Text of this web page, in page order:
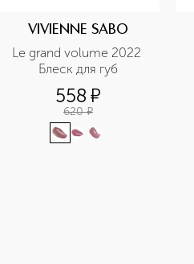
VIVIENNE SABO
Le grand volume 2022
Блеск для губ
558 ¤
620 ¤